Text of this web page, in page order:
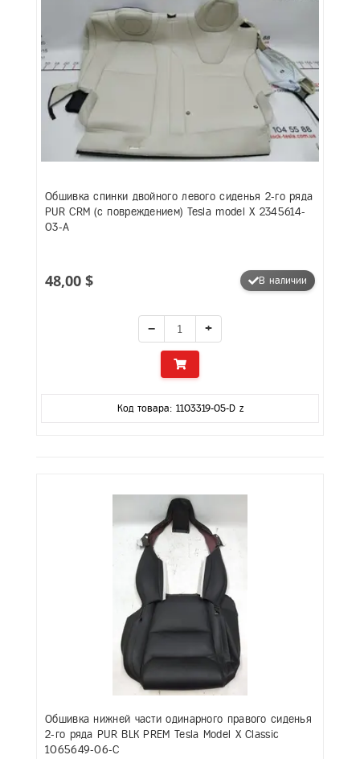
Обшивка спинки двойного левого сиденья 2-го ряда
PUR CRM (с повреждением) Tesla model X 2345614-
03-A
48,00 $ В наличии
− +
Код товара: 1103319-05-D z
Обшивка нижней части одинарного правого сиденья
2-го ряда PUR BLK PREM Tesla Model X Classic
1065649-06-C